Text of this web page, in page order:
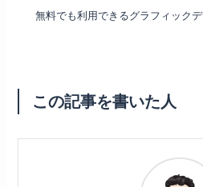
無料でも利用できるグラフィック
この記事を書いた人